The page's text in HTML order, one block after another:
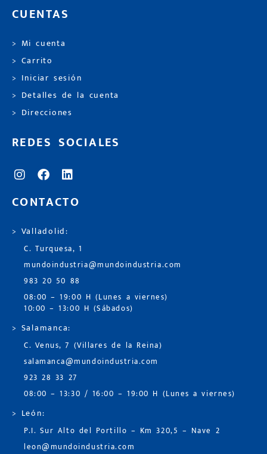
CUENTAS
> Mi cuenta
> Carrito
> Iniciar sesión
> Detalles de la cuenta
> Direcciones
REDES SOCIALES
CONTACTO
> Valladolid:
C. Turquesa, 1
mundoindustria@mundoindustria.com
983 20 50 88
08:00 – 19:00 H (Lunes a viernes)
10:00 – 13:00 H (Sábados)
> Salamanca:
C. Venus, 7 (Villares de la Reina)
salamanca@mundoindustria.com
923 28 33 27
08:00 – 13:30 / 16:00 – 19:00 H (Lunes a viernes)
> León:
P.I. Sur Alto del Portillo – Km 320,5 – Nave 2
leon@mundoindustria.com